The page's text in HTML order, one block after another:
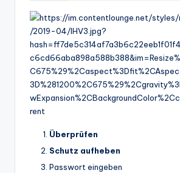
Überprüfen
Schutz aufheben
Passwort eingeben